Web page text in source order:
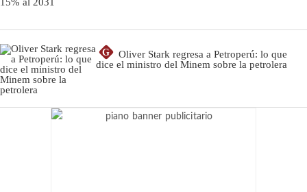
G
Oliver Stark regresa a Petroperú: lo que
dice el ministro del Minem sobre la petrolera